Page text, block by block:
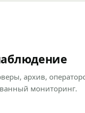
архив,
мониторинг.